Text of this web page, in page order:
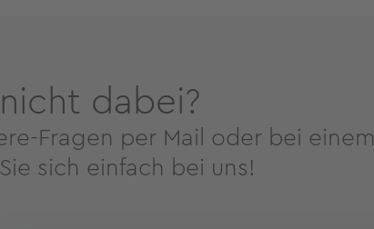
dabei?
Fragen per Mail oder bei einem
sich einfach bei uns!